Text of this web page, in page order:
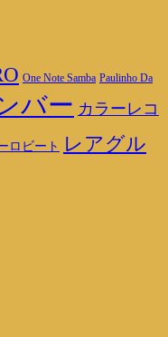
One Note Samba Paulinho Da
バー カラーレコ
ロビート レアグル